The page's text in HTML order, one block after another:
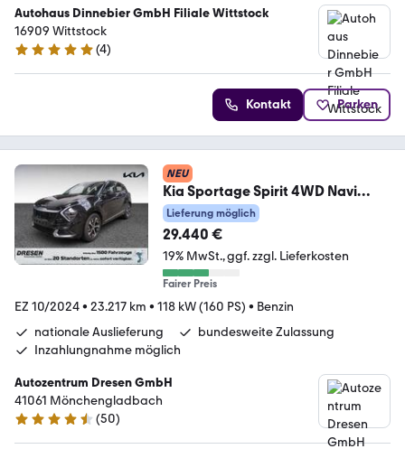
Autohaus Dinnebier GmbH Filiale Wittstock
16909 Wittstock
5 Sterne
(4)
Kontakt Parken
NEU
Kia Sportage Spirit 4WD Navi
Digitales Cockpit Sound
Lieferung möglich
29.440 €
19% MwSt. ggf. zzgl. Lieferkosten
Fairer Preis
EZ 10/2024• 23.217 km • 118 kW (160 PS) • Benzin
nationale Auslieferung
bundesweite Zulassung
Inzahlungnahme möglich
Autozentrum Dresen GmbH
41061 Mönchengladbach
4.3 Sterne
(50)